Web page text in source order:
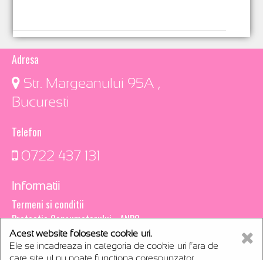
Adresa
​ Str. Margeanului 95A ,
Bucuresti
Telefon
0722 437 131
Informatii
Termeni si conditii
Protectia Consumatorului - ANPC
Creare magazin online
webCsoft
Acest website foloseste cookie-uri.
Ele se incadreaza in categoria de cookie-uri fara de